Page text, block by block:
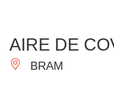
IMPRESCINDIBLES
AIRE DE
BRAM